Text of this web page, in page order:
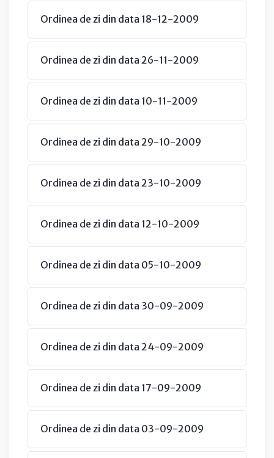
Ordinea de zi din data 18-12-2009
Ordinea de zi din data 26-11-2009
Ordinea de zi din data 10-11-2009
Ordinea de zi din data 29-10-2009
Ordinea de zi din data 23-10-2009
Ordinea de zi din data 12-10-2009
Ordinea de zi din data 05-10-2009
Ordinea de zi din data 30-09-2009
Ordinea de zi din data 24-09-2009
Ordinea de zi din data 17-09-2009
Ordinea de zi din data 03-09-2009